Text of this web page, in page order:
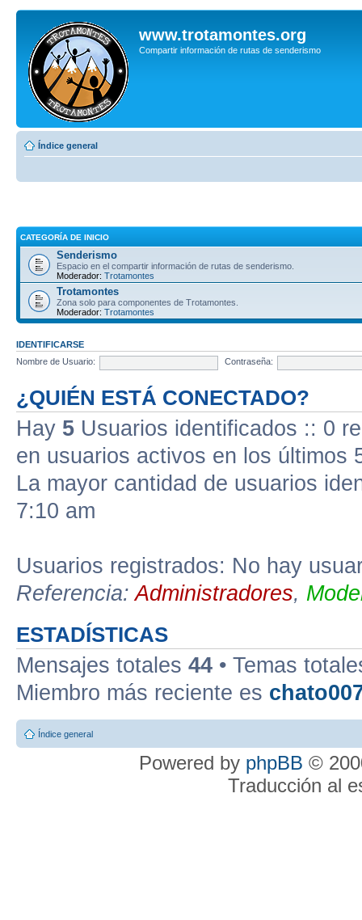
www.trotamontes.org
Compartir información de rutas de senderismo
Índice general
CATEGORÍA DE INICIO
Senderismo
Espacio en el compartir información de rutas de senderismo.
Moderador: Trotamontes
Trotamontes
Zona solo para componentes de Trotamontes.
Moderador: Trotamontes
IDENTIFICARSE
Nombre de Usuario:
Contraseña:
¿QUIÉN ESTÁ CONECTADO?
Hay 5 Usuarios identificados :: 0
en usuarios activos en los últimos
La mayor cantidad de usuarios
7:10 am
Usuarios registrados: No hay
Referencia:Administradores,
ESTADÍSTICAS
Mensajes totales 44 • Temas
Miembro más reciente es
Índice general
Powered by phpBB ©
Traducción al